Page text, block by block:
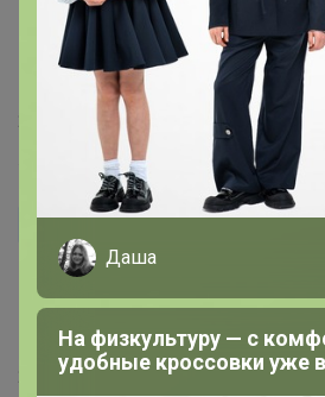
24 апреля, 2025 08:49
пуша
Костюм в размер. Штаны на 164
Рукава тика в тику. Думаю
коротковаты.
23 апреля, 2025 22:10
Даша
На физкультуру — с
удобные кроссовки уже